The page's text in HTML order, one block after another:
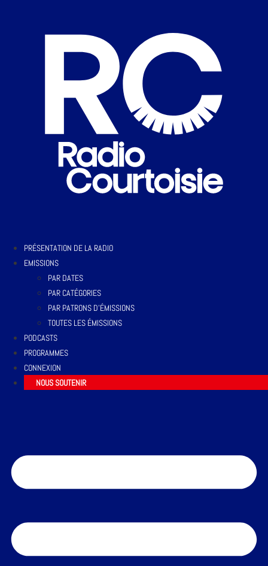
PRÉSENTATION DE LA RADIO
EMISSIONS
PAR DATES
PAR CATÉGORIES
PAR PATRONS D’ÉMISSIONS
TOUTES LES ÉMISSIONS
PODCASTS
PROGRAMMES
CONNEXION
NOUS SOUTENIR